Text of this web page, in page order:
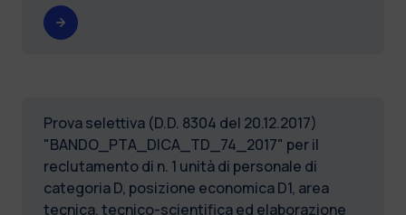
Prova selettiva (D.D. 8304 del 20.12.2017)
"BANDO_PTA_DICA_TD_74_2017" per il
reclutamento di n. 1 unità di personale di
categoria D, posizione economica D1, area
tecnica, tecnico-scientifica ed elaborazione